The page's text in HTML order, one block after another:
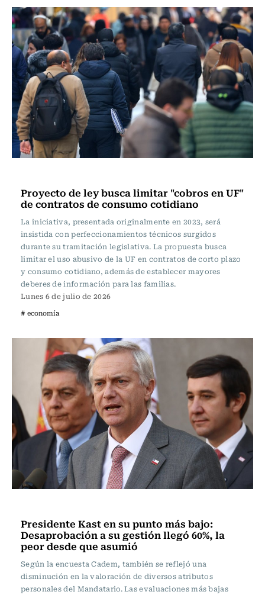
Proyecto de ley busca limitar "cobros en UF"
de contratos de consumo cotidiano
La iniciativa, presentada originalmente en 2023, será
insistida con perfeccionamientos técnicos surgidos
durante su tramitación legislativa. La propuesta busca
limitar el uso abusivo de la UF en contratos de corto plazo
y consumo cotidiano, además de establecer mayores
deberes de información para las familias.
Lunes 6 de julio de 2026
# economía
Presidente Kast en su punto más bajo:
Desaprobación a su gestión llegó 60%, la
peor desde que asumió
Según la encuesta Cadem, también se reflejó una
disminución en la valoración de diversos atributos
personales del Mandatario. Las evaluaciones más bajas